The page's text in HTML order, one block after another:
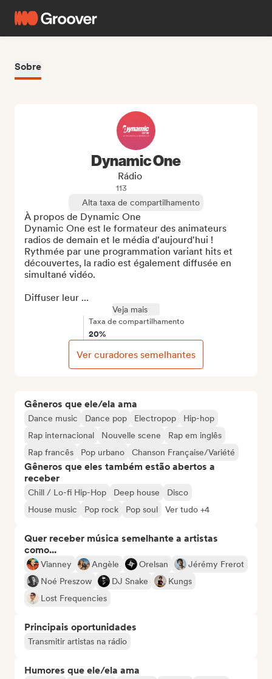
Sobre
Gêneros que ele/ela ama
Dance music Dance pop Electropop
Hip-hop
Rap internacional
Nouvelle scene
Rap em inglês
Rap francês
Pop urbano Chanson Française/Variété
Gêneros que eles também estão abertos a
receber
Chill / Lo-fi Hip-Hop Deep house
Disco
House music
Pop rock Pop soul Ver tudo +4
Quer receber música semelhante a artistas
como...
Vianney Angèle Orelsan
Jérémy Frerot
Noé Preszow
DJ Snake
Kungs
Lost Frequencies
Principais oportunidades
Transmitir artistas na rádio
Humores que ele/ela ama
Dynamic One
Rádio
113
Alta taxa de compartilhamento
À propos de Dynamic One
Dynamic One est le formateur des animateurs
radios de demain et le média d'aujourd'hui !
Rythmée par une programmation variant hits et
découvertes, la radio est également diffusée en
simultané vidéo.
Diffuser leur ...
Veja mais
Taxa de compartilhamento
20%
Ver curadores semelhantes